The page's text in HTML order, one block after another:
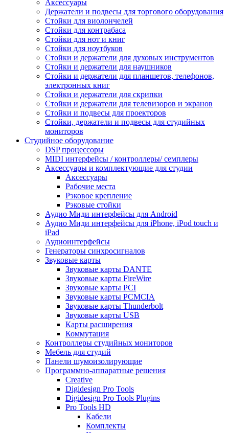
Аксессуары
Держатели и подвесы для торгового оборудования
Стойки для виолончелей
Стойки для контрабаса
Стойки для нот и книг
Стойки для ноутбуков
Стойки и держатели для духовых инструментов
Стойки и держатели для наушников
Стойки и держатели для планшетов, телефонов,
электронных книг
Стойки и держатели для скрипки
Стойки и держатели для телевизоров и экранов
Стойки и подвесы для проекторов
Стойки, держатели и подвесы для студийных
мониторов
Студийное оборудование
DSP процессоры
MIDI интерфейсы / контроллеры/ семплеры
Аксессуары и комплектующие для студии
Аксессуары
Рабочие места
Рэковое крепление
Рэковые стойки
Аудио Миди интерфейсы для Android
Аудио Миди интерфейсы для iPhone, iPod touch и
iPad
Аудиоинтерфейсы
Генераторы синхросигналов
Звуковые карты
Звуковые карты DANTE
Звуковые карты FireWire
Звуковые карты PCI
Звуковые карты PCMCIA
Звуковые карты Thunderbolt
Звуковые карты USB
Карты расширения
Коммутация
Контроллеры студийных мониторов
Мебель для студий
Панели шумоизолирующие
Программно-аппаратные решения
Creative
Digidesign Pro Tools
Digidesign Pro Tools Plugins
Pro Tools HD
Кабели
Комплекты